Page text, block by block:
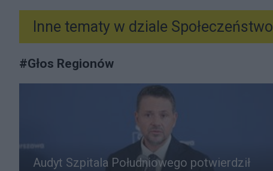
Inne tematy w dziale Społeczeństwo
#Głos Regionów
Audyt Szpitala Południowego potwierdził